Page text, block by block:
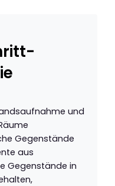
und
Gegenstände
aus
Gegenstände in